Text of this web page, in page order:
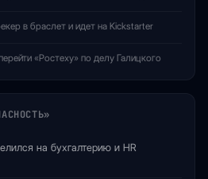
в браслет и идет на Kickstarter
«Ростеху» по делу Галицкого
на бухгалтерию и HR